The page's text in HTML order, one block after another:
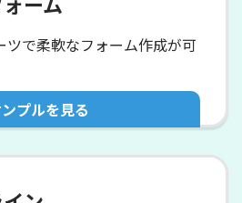
ツで柔軟なフォーム作成が可
プルを見る